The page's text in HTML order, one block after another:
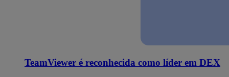
TeamViewer é reconhecida como líder em DEX